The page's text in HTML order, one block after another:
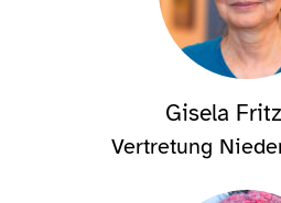
Gisela
Vertretung